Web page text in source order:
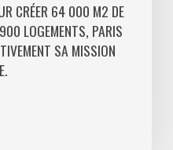
CRÉER 64 000 M2 DE
LOGEMENTS, PARIS
SA MISSION